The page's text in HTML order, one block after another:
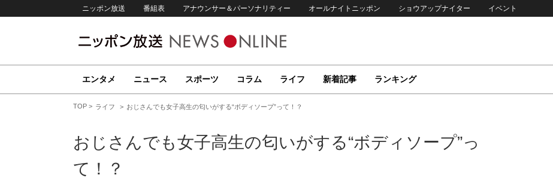
ニッポン放送 番組表 アナウンサー＆パーソナリティー オールナイトニッポン ショウアップナイター イベント
エンタメ ニュース スポーツ コラム ライフ 新着記事 ランキング
TOP ライフ おじさんでも女子高生の匂いがする“ボディソープ”って！？
おじさんでも女子高生の匂いがする“ボディソープ”っ
て！？